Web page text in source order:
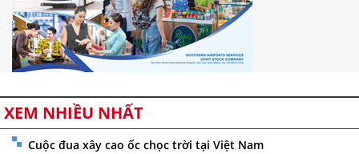
XEM NHIỀU NHẤT
Cuộc đua xây cao ốc chọc trời tại Việt Nam